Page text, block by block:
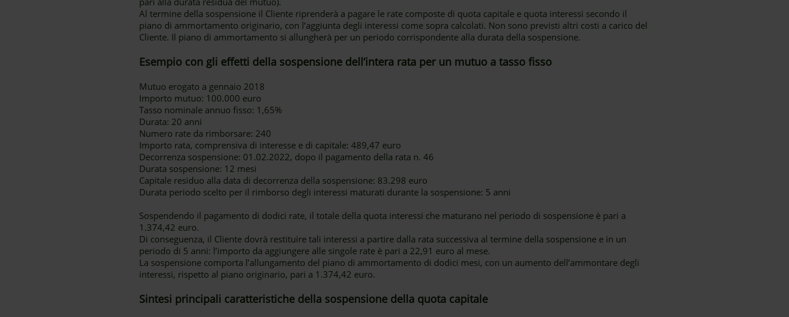
Al termine della sospensione il Cliente riprenderà a pagare le rate composte di quota capitale e quota interessi secondo il
piano di ammortamento originario, con l’aggiunta degli interessi come sopra calcolati. Non sono previsti altri costi a carico del
Cliente. Il piano di ammortamento si allungherà per un periodo corrispondente alla durata della sospensione.
Esempio con gli effetti della sospensione dell’intera rata per un mutuo a tasso fisso
Mutuo erogato a gennaio 2018
Importo mutuo: 100.000 euro
Tasso nominale annuo fisso: 1,65%
Durata: 20 anni
Numero rate da rimborsare: 240
Importo rata, comprensiva di interesse e di capitale: 489,47 euro
Decorrenza sospensione: 01.02.2022, dopo il pagamento della rata n. 46
Durata sospensione: 12 mesi
Capitale residuo alla data di decorrenza della sospensione: 83.298 euro
Durata periodo scelto per il rimborso degli interessi maturati durante la sospensione: 5 anni
Sospendendo il pagamento di dodici rate, il totale della quota interessi che maturano nel periodo di sospensione è pari a
1.374,42 euro.
Di conseguenza, il Cliente dovrà restituire tali interessi a partire dalla rata successiva al termine della sospensione e in un
periodo di 5 anni: l’importo da aggiungere alle singole rate è pari a 22,91 euro al mese.
La sospensione comporta l’allungamento del piano di ammortamento di dodici mesi, con un aumento dell’ammontare degli
interessi, rispetto al piano originario, pari a 1.374,42 euro.
Sintesi principali caratteristiche della sospensione della quota capitale